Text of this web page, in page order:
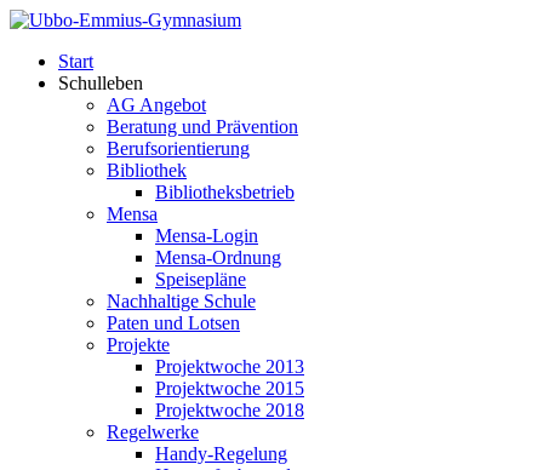
Start
Schulleben
AG Angebot
Beratung und Prävention
Berufsorientierung
Bibliothek
Bibliotheksbetrieb
Mensa
Mensa-Login
Mensa-Ordnung
Speisepläne
Nachhaltige Schule
Paten und Lotsen
Projekte
Projektwoche 2013
Projektwoche 2015
Projektwoche 2018
Regelwerke
Handy-Regelung